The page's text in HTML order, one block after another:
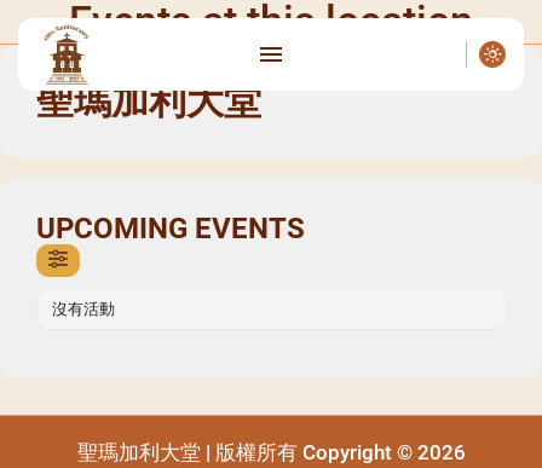
Events at this location
聖瑪加利大堂
UPCOMING EVENTS
沒有活動
聖瑪加利大堂 | 版權所有 Copyright © 2026